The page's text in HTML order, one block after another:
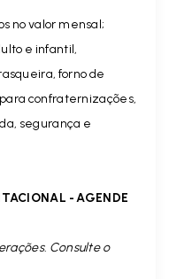
no valor mensal;
e infantil,
forno de
confraternizações,
segurança e
- AGENDE
Consulte o